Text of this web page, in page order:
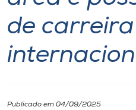
Internacionalização
Diplomados
de carreira
Publicado em 04/09/2025